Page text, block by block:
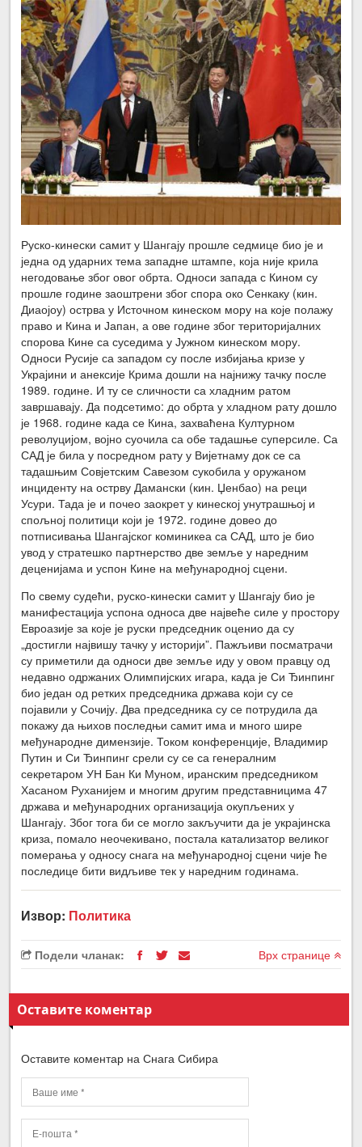
Руско-кинески самит у Шангају прошле седмице био је и
једна од ударних тема западне штампе, која није крила
негодовање због овог обрта. Односи запада с Кином су
прошле године заоштрени због спора око Сенкаку (кин.
Диаојоу) острва у Источном кинеском мору на које полажу
право и Кина и Јапан, а ове године због територијалних
спорова Кине са суседима у Јужном кинеском мору.
Односи Русије са западом су после избијања кризе у
Украјини и анексије Крима дошли на најнижу тачку после
1989. године. И ту се сличности са хладним ратом
завршавају. Да подсетимо: до обрта у хладном рату дошло
је 1968. године када се Кина, захваћена Културном
револуцијом, војно суочила са обе тадашње суперсиле. Са
САД је била у посредном рату у Вијетнаму док се са
тадашњим Совјетским Савезом сукобила у оружаном
инциденту на острву Дамански (кин. Џенбао) на реци
Усури. Тада је и почео заокрет у кинеској унутрашњој и
спољној политици који је 1972. године довео до
потписивања Шангајског коминикеа са САД, што је био
увод у стратешко партнерство две земље у наредним
деценијама и успон Кине на међународној сцени.
По свему судећи, руско-кинески самит у Шангају био је
манифестација успона односа две највеће силе у простору
Евроазије за које је руски председник оценио да су
„достигли највишу тачку у историји”. Пажљиви посматрачи
су приметили да односи две земље иду у овом правцу од
недавно одржаних Олимпијских игара, када је Си Ђинпинг
био један од ретких председника држава који су се
појавили у Сочију. Два председника су се потрудила да
покажу да њихов последњи самит има и много шире
међународне димензије. Током конференције, Владимир
Путин и Си Ђинпинг срели су се са генералним
секретаром УН Бан Ки Муном, иранским председником
Хасаном Руханијем и многим другим представницима 47
држава и међународних организација окупљених у
Шангају. Због тога би се могло закључити да је украјинска
криза, помало неочекивано, постала катализатор великог
померања у односу снага на међународној сцени чије ће
последице бити видљиве тек у наредним годинама.
Извор: Политика
Подели чланак: Врх странице
Оставите коментар
Оставите коментар на Снага Сибира